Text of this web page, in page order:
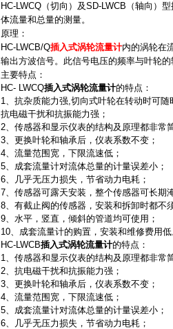
HC-LWCQ（切向）及SD-LWCB（轴向）
体流量和总量的测量。
原理：
HC-LWCB/Q插入式涡轮流量计内的涡轮在
输出方波信号。此信号电压的频率与叶轮
主要特点：
HC- LWCQ插入式涡轮流量计的特点：
1、抗杂质能力强,切向式叶轮在转动时可
抗电磁干扰和抗振能力强；
2、传感器和显示仪表的结构及原理都非常
3、更换叶轮和轴承后，仪表系数不变；
4、流量范围宽，下限流速低；
5、成套流量计对流体总量的计量误差小；
6、几乎无压力损失，节省动力电耗；
7、传感器可露天安装，整个传感器可长期
8、有截止阀的传感器，安装和拆卸时都不
9、水平，竖直，倾斜的管道均可使用；
10、成套流量计的购置，安装和维修费用低
HC-LWCB插入式涡轮流量计的特点：
1、传感器和显示仪表的结构及原理都非常
2、抗电磁干扰和抗振能力强；
3、更换叶轮和轴承后，仪表系数不变；
4、流量范围宽，下限流速低；
5、成套流量计对流体总量的计量误差小；
6、几乎无压力损失，节省动力电耗；